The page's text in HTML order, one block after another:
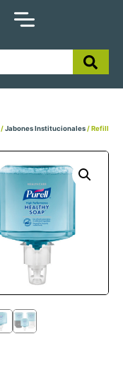
/Jabones Institucionales/ Refill